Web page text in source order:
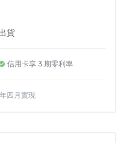
貨
信用卡享 3 期零利率
四月實現